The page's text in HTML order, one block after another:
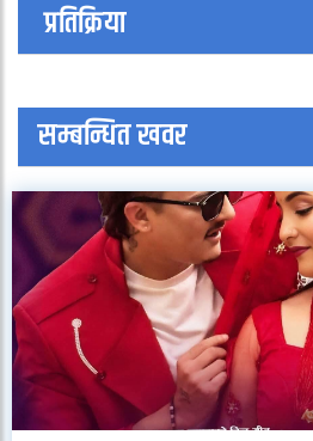
प्रतिक्रिया
सम्बन्धित खवर